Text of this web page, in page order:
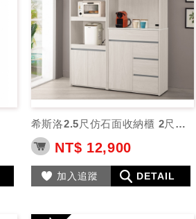
希斯洛2.5尺仿石面收納櫃 2尺收納櫃
NT$ 12,900
加入追蹤 DETAIL